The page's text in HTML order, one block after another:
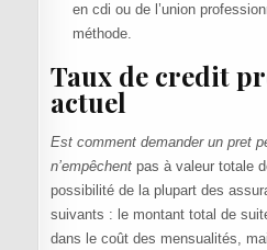
en cdi ou de l’union
méthode.
Taux de credit
actuel
Est comment demander un pret
n’empêchentpas à valeur totale
possibilité de la plupart des
suivants : le montant total de
dans le coût des mensualités,